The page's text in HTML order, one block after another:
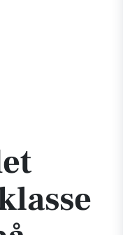
med fokus på samarbejde